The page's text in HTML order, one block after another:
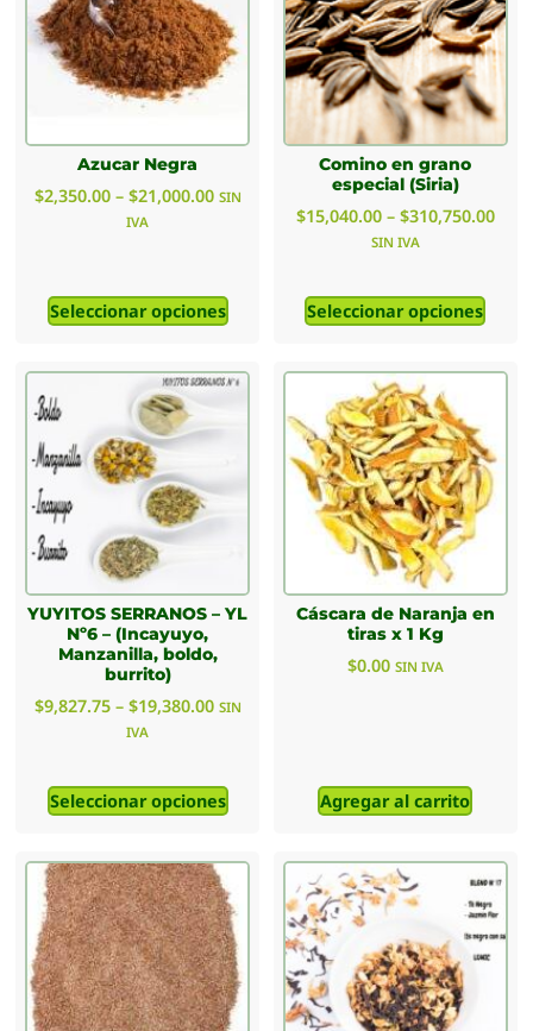
Azucar Negra
$2,350.00 – $21,000.00 SIN
IVA
Seleccionar opciones
Comino en grano
especial (Siria)
$15,040.00 – $310,750.00
SIN IVA
Seleccionar opciones
YUYITOS SERRANOS – YL
Nº6 – (Incayuyo,
Manzanilla, boldo,
burrito)
$9,827.75 – $19,380.00 SIN
IVA
Seleccionar opciones
Cáscara de Naranja en
tiras x 1 Kg
$0.00 SIN IVA
Agregar al carrito